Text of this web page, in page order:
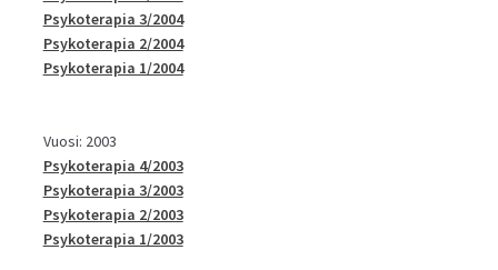
Psykoterapia 3/2004
Psykoterapia 2/2004
Psykoterapia 1/2004
Vuosi: 2003
Psykoterapia 4/2003
Psykoterapia 3/2003
Psykoterapia 2/2003
Psykoterapia 1/2003